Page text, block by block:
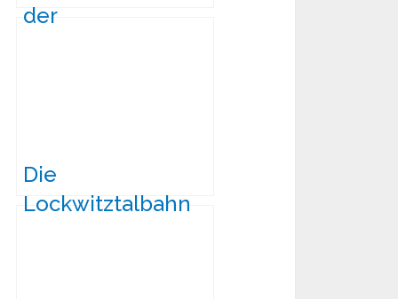
der
Die
Lockwitztalbahn